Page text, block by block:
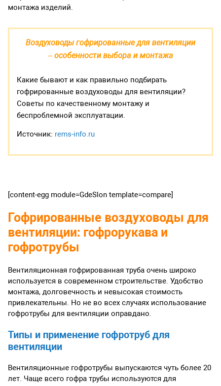
монтажа изделий.
Воздуховоды гофрированные для вентиляции
– особенности выбора и монтажа
Какие бывают и как правильно подбирать
гофрированные воздуховоды для вентиляции?
Советы по качественному монтажу и
беспроблемной эксплуатации.
Источник: rems-info.ru
[content-egg module=GdeSlon template=compare]
Гофрированные воздуховоды для
вентиляции: гофрорукава и
гофротрубы
Вентиляционная гофрированная труба очень широко
используется в современном строительстве. Удобство
монтажа, долговечность и невысокая стоимость
привлекательны. Но не во всех случаях использование
гофротрубы для вентиляции оправдано.
Типы и применение гофротруб для
вентиляции
Вентиляционные гофротрубы выпускаются чуть более 20
лет. Чаще всего гофра трубы используются для